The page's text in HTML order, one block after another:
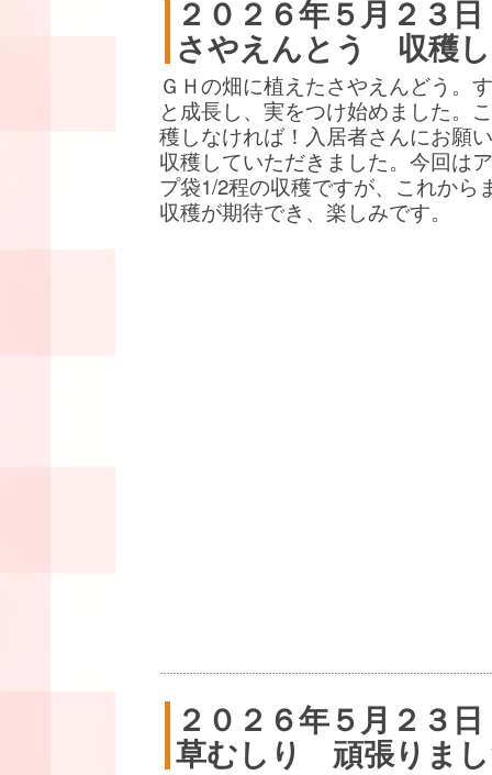
２０２６年５月２３日
さやえんとう 収穫
ＧＨの畑に植えたさやえんどう。
と成長し、実をつけ始めました。
穫しなければ！入居者さんにお願
収穫していただきました。今回は
プ袋1/2程の収穫ですが、これから
収穫が期待でき、楽しみです。
２０２６年５月２３日
草むしり 頑張りま